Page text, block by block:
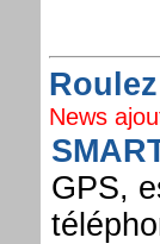
News
GPS,